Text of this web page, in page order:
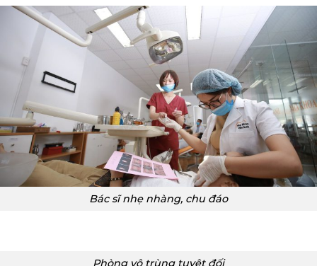
Bác sĩ nhẹ nhàng, chu đáo
Phòng vô trùng tuyệt đối